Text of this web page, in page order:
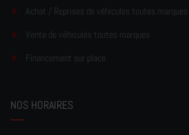
Achat / Reprises de véhicules toutes marques
Vente de véhicules toutes marques
Financement sur place
NOS HORAIRES